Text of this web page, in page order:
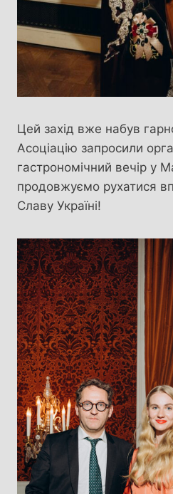
Цей захід вже набув
Асоціацію запросили
гастрономічний вечір у
продовжуємо рухатися
Славу Україні!